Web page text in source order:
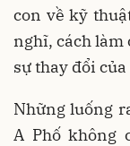
con về kỹ
nghĩ, cách làm
sự thay đổi
Những luống
A Phố không